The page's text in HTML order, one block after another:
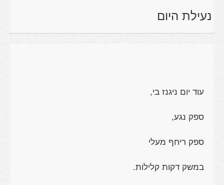
נעילת היום
עוד יום ניגנז בי,
ספק נגע,
ספק ריחף מעלי
במשק דקות קלילות.